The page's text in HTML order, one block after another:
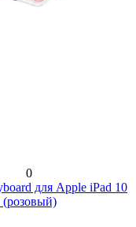
0
для Apple iPad 10
(розовый)